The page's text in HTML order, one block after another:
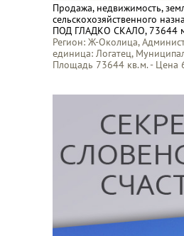
Продажа, недвижимость,
сельскохозяйственного
ПОД ГЛАДКО СКАЛО, 73644
Регион: Ж-Околица,
единица: Логатец,
Площадь 73644 кв.м. - Цена